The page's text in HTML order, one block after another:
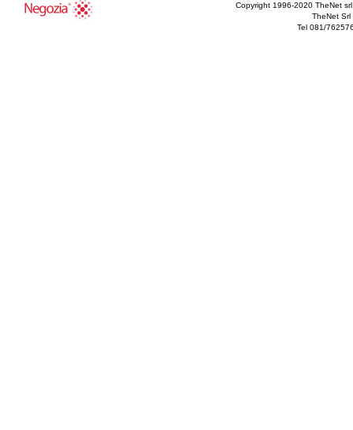
Copyright 1996-2020 TheNet
TheNet Srl
Tel 081/